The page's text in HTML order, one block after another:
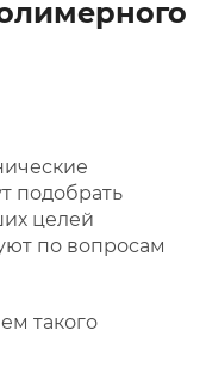
подобрать
целей
по вопросам
такого